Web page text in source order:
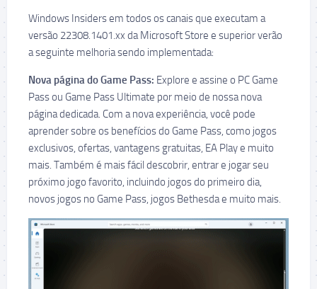
Windows Insiders em todos os canais que executam a
versão 22308.1401.xx da Microsoft Store e superior verão
a seguinte melhoria sendo implementada:
Nova página do Game Pass: Explore e assine o PC Game
Pass ou Game Pass Ultimate por meio de nossa nova
página dedicada. Com a nova experiência, você pode
aprender sobre os benefícios do Game Pass, como jogos
exclusivos, ofertas, vantagens gratuitas, EA Play e muito
mais. Também é mais fácil descobrir, entrar e jogar seu
próximo jogo favorito, incluindo jogos do primeiro dia,
novos jogos no Game Pass, jogos Bethesda e muito mais.